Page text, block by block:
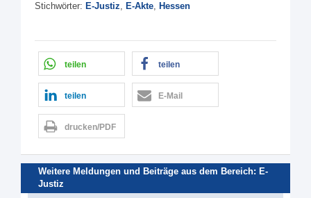
Stichwörter: E-Justiz, E-Akte, Hessen
teilen teilen
teilen E-Mail
drucken/PDF
Weitere Meldungen und Beiträge aus dem Bereich: E-
Justiz